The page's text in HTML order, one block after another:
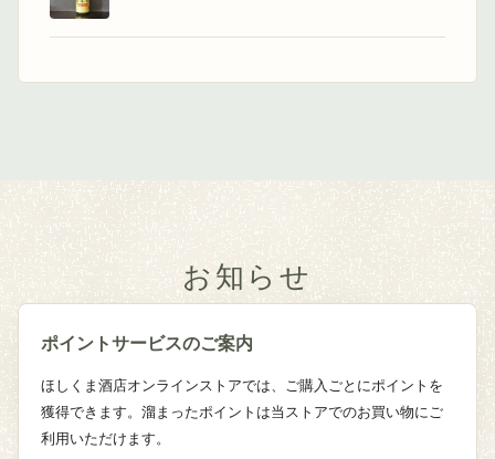
お知らせ
ポイントサービスのご案内
ほしくま酒店オンラインストアでは、ご購入ごとにポイントを
獲得できます。溜まったポイントは当ストアでのお買い物にご
利用いただけます。